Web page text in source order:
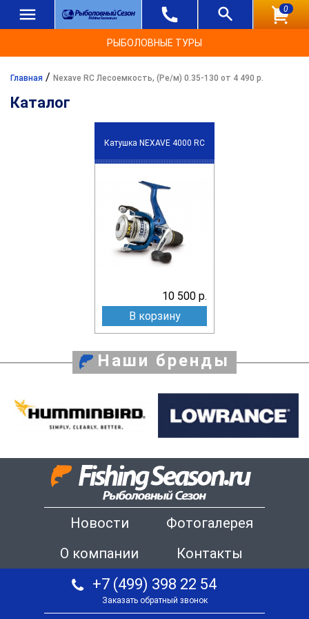
0
РЫБОЛОВНЫЕ ТУРЫ
Главная / Nexave RC Лесоемкость, (Ре/м) 0.35-130 от 4 490 р.
Каталог
Катушка NEXAVE 4000 RC
10 500 р.
В корзину
Наши бренды
Новости
Фотогалерея
О компании
Контакты
+7 (499) 398 22 54
Заказать обратный звонок